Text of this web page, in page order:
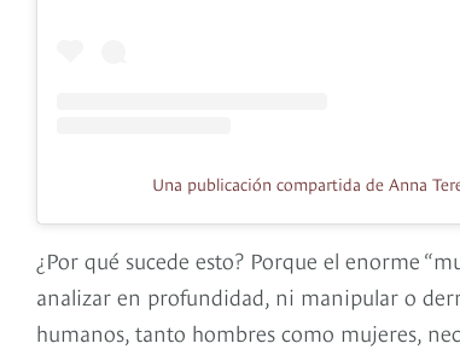
Una publicación compartida de Anna
¿Por qué sucede esto? Porque el enorme
analizar en profundidad, ni manipular o
humanos, tanto hombres como mujeres,